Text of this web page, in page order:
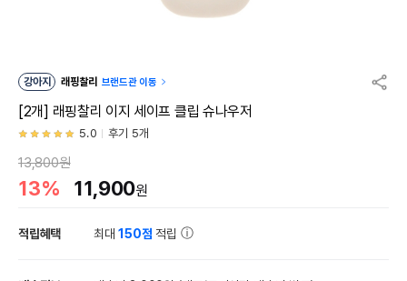
강아지 래핑찰리 브랜드관 이동
[2개] 래핑찰리 이지 세이프 클립 슈나우저
5.0 후기 5개
13,800원
13% 11,900원
적립혜택 최대150점 적립